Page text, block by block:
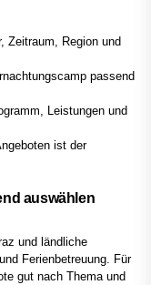
Zeitraum, Region und
passend
Leistungen und
ist der
auswählen
und ländliche
Ferienbetreuung. Für
gut nach Thema und